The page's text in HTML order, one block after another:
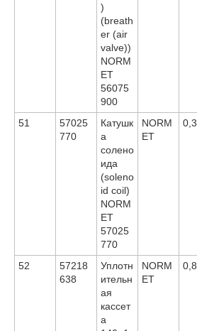
)
(breath
er (air
valve))
NORM
ET
56075
900
51
57025
770
Катушк
а
солено
ида
(soleno
id coil)
NORM
ET
57025
770
NORM
ET
0,3
52
57218
638
Уплотн
ительн
ая
кассет
а
NORM
ET
0,8